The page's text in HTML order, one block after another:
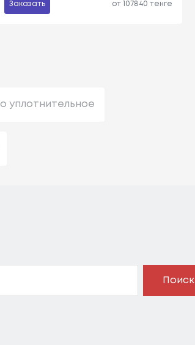
Заказать от 107840 тенге
уплотнительное
Поиск